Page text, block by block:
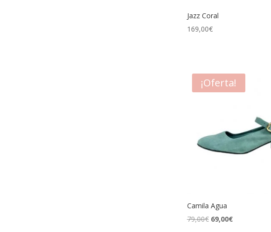
Jazz Coral
169,00€
¡Oferta!
Camila Agua
79,00€ El
69,00€El